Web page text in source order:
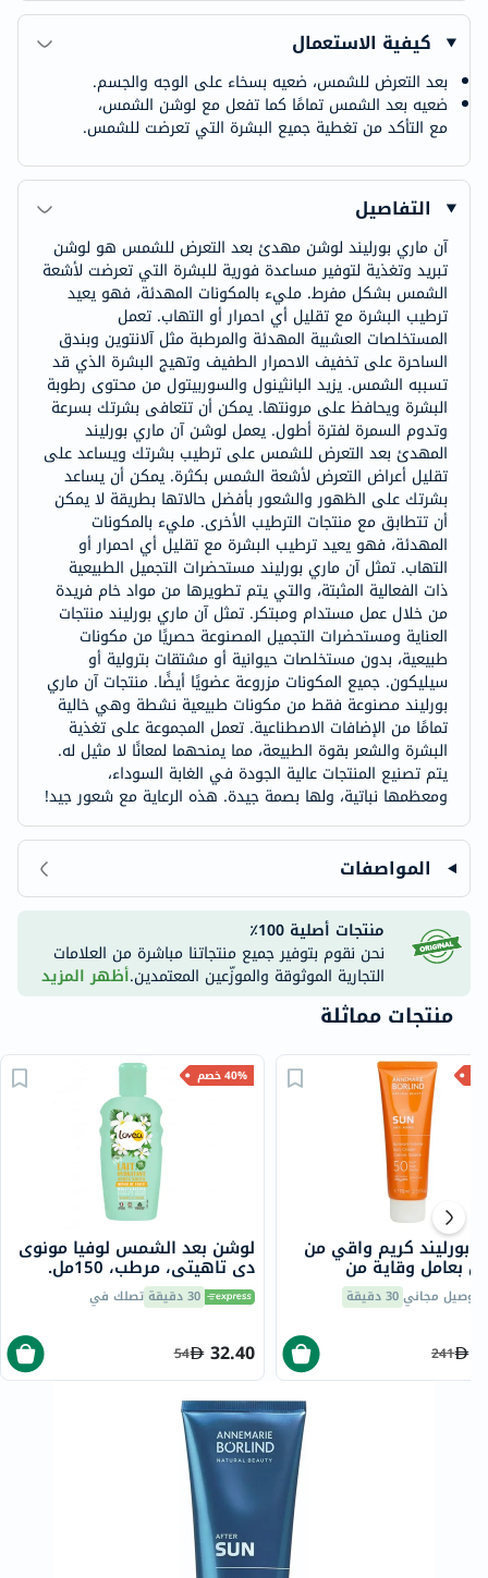
كيفية الاستعمال
بعد التعرض للشمس، ضعيه بسخاء على الوجه والجسم.
ضعيه بعد الشمس تمامًا كما تفعل مع لوشن الشمس،
مع التأكد من تغطية جميع البشرة التي تعرضت للشمس.
التفاصيل
آن ماري بورليند لوشن مهدئ بعد التعرض للشمس هو لوشن
تبريد وتغذية لتوفير مساعدة فورية للبشرة التي تعرضت لأشعة
الشمس بشكل مفرط. مليء بالمكونات المهدئة، فهو يعيد
ترطيب البشرة مع تقليل أي احمرار أو التهاب. تعمل
المستخلصات العشبية المهدئة والمرطبة مثل آلانتوين وبندق
الساحرة على تخفيف الاحمرار الطفيف وتهيج البشرة الذي قد
تسببه الشمس. يزيد البانثينول والسوربيتول من محتوى رطوبة
البشرة ويحافظ على مرونتها. يمكن أن تتعافى بشرتك بسرعة
وتدوم السمرة لفترة أطول. يعمل لوشن آن ماري بورليند
المهدئ بعد التعرض للشمس على ترطيب بشرتك ويساعد على
تقليل أعراض التعرض لأشعة الشمس بكثرة. يمكن أن يساعد
بشرتك على الظهور والشعور بأفضل حالاتها بطريقة لا يمكن
أن تتطابق مع منتجات الترطيب الأخرى. مليء بالمكونات
المهدئة، فهو يعيد ترطيب البشرة مع تقليل أي احمرار أو
التهاب. تمثل آن ماري بورليند مستحضرات التجميل الطبيعية
ذات الفعالية المثبتة، والتي يتم تطويرها من مواد خام فريدة
من خلال عمل مستدام ومبتكر. تمثل آن ماري بورليند منتجات
العناية ومستحضرات التجميل المصنوعة حصريًا من مكونات
طبيعية، بدون مستخلصات حيوانية أو مشتقات بترولية أو
سيليكون. جميع المكونات مزروعة عضويًا أيضًا. منتجات آن ماري
بورليند مصنوعة فقط من مكونات طبيعية نشطة وهي خالية
تمامًا من الإضافات الاصطناعية. تعمل المجموعة على تغذية
البشرة والشعر بقوة الطبيعة، مما يمنحهما لمعانًا لا مثيل له.
يتم تصنيع المنتجات عالية الجودة في الغابة السوداء،
ومعظمها نباتية، ولها بصمة جيدة. هذه الرعاية مع شعور جيد!
المواصفات
منتجات أصلية 100٪
نحن نقوم بتوفير جميع منتجاتنا مباشرة من العلامات
التجارية الموثوقة والموزّعين المعتمدين.أظهر المزيد
منتجات مماثلة
40% خصم
لوشن بعد الشمس لوفيا مونوى
دي تاهيتي، مرطب، 150مل.
30 دقيقة تصلك في
32.40
54
بورليند كريم واقي من
بعامل وقاية من
ملتوصيل مجاني30 دقيقة
241